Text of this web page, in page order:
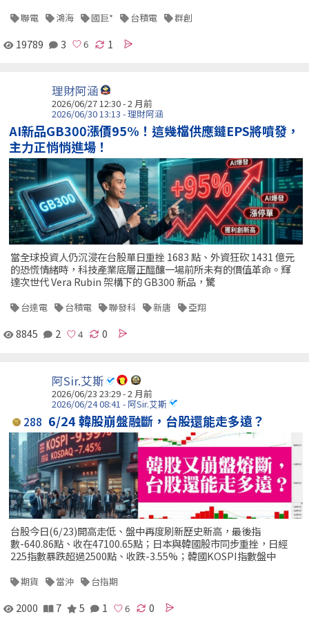
聯電 鴻海 國巨* 台積電 群創
19789 3 1
理財阿涵
2026/06/27 12:30 - 2 月前
2026/06/30 13:13 - 理財阿涵
AI新品GB300漲價95%！這幾檔供應鏈EPS將噴發，
主力正悄悄進場！
當全球投資人仍沉浸在台股單日重挫 1683 點、外資狂砍 1431 億元
的恐慌情緒時，科技產業底層正醞釀一場前所未有的價值革命。輝
達次世代 Vera Rubin 架構下的 GB300 新品，驚
台達電 台積電 聯發科 新唐 亞翔
8845 2 0
阿Sir.艾斯
2026/06/23 23:29 - 2 月前
2026/06/24 08:41 - 阿Sir.艾斯
288 6/24 韓股崩盤融斷，台股還能走多遠？
台股今日(6/23)開高走低、盤中再度刷新歷史新高，最後指
數-640.86點、收在47100.65點；日本與韓國股市同步重挫，日經
225指數暴跌超過2500點、收跌-3.55%；韓國KOSPI指數盤中
期貨 當沖 台指期
2000 7 5 1 0